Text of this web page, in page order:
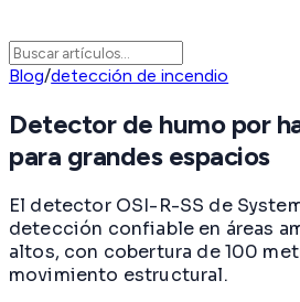
Blog/detección de incendio
Detector de humo por
para grandes espacios
El detector OSI-R-SS de
detección confiable en áreas
altos, con cobertura de 100
movimiento estructural.